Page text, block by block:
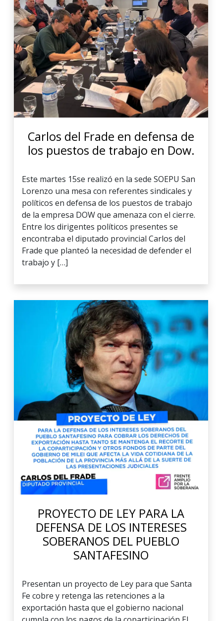
Carlos del Frade en defensa de
los puestos de trabajo en Dow.
Este martes 15se realizó en la sede SOEPU San
Lorenzo una mesa con referentes sindicales y
políticos en defensa de los puestos de trabajo
de la empresa DOW que amenaza con el cierre.
Entre los dirigentes políticos presentes se
encontraba el diputado provincial Carlos del
Frade que planteó la necesidad de defender el
trabajo y […]
PROYECTO DE LEY PARA LA
DEFENSA DE LOS INTERESES
SOBERANOS DEL PUEBLO
SANTAFESINO
Presentan un proyecto de Ley para que Santa
Fe cobre y retenga las retenciones a la
exportación hasta que el gobierno nacional